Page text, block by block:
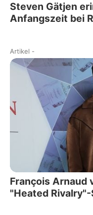
Steven Gätjen
Anfangszeit bei
Artikel -
François Arnaud
"Heated